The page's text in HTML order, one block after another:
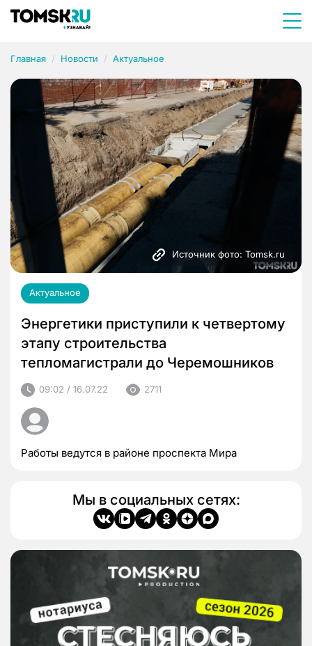
Главная Новости Актуальное
Источник фото: Tomsk.ru
Актуальное
Энергетики приступили к четвертому
этапу строительства
тепломагистрали до Черемошников
09:02 / 16.07.22 2711
Работы ведутся в районе проспекта Мира
Мы в социальных сетях: